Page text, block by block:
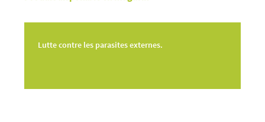
Lutte contre les parasites externes.